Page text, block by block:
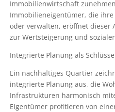
Immobilienwirtschaft
Immobilieneigentümer, die
oder verwalten, eröffnet dieser
zur Wertsteigerung und
Integrierte Planung als
Ein nachhaltiges Quartier
integrierte Planung aus, die
Infrastrukturen harmonisch
Eigentümer profitieren von